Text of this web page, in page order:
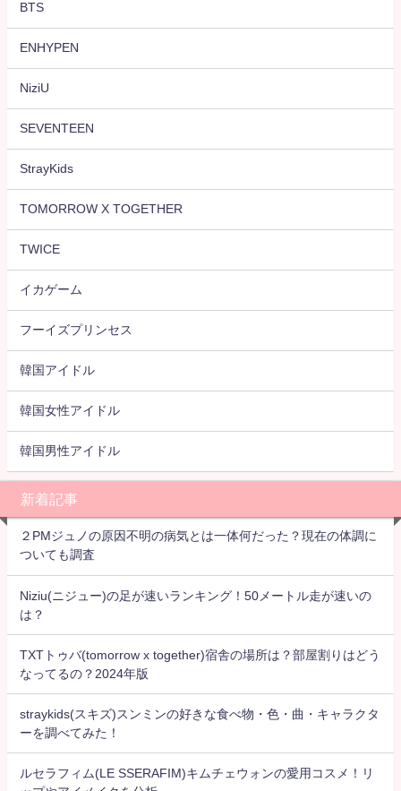
BTS
ENHYPEN
NiziU
SEVENTEEN
StrayKids
TOMORROW X TOGETHER
TWICE
イカゲーム
フーイズプリンセス
韓国アイドル
韓国女性アイドル
韓国男性アイドル
新着記事
２PMジュノの原因不明の病気とは一体何だった？現在の体調に
ついても調査
Niziu(ニジュー)の足が速いランキング！50メートル走が速いの
は？
TXTトゥバ(tomorrow x together)宿舎の場所は？部屋割りはどう
なってるの？2024年版
straykids(スキズ)スンミンの好きな食べ物・色・曲・キャラクタ
ーを調べてみた！
ルセラフィム(LE SSERAFIM)キムチェウォンの愛用コスメ！リ